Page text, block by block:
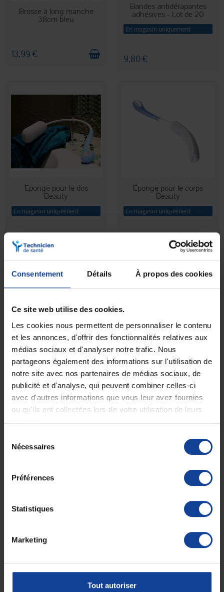
Consentement Détails À propos des cookies
Ce site web utilise des cookies.
Les cookies nous permettent de personnaliser le contenu
et les annonces, d'offrir des fonctionnalités relatives aux
médias sociaux et d'analyser notre trafic. Nous
partageons également des informations sur l'utilisation de
notre site avec nos partenaires de médias sociaux, de
publicité et d'analyse, qui peuvent combiner celles-ci
avec d'autres informations que vous leur avez fournies
ou qu'ils ont collectées lors de votre utilisation de leurs
services.
Nécessaires
Préférences
Statistiques
Marketing
Tout autoriser
EN STOCK
Brosse à long manche
38cm bleu
13,99 €
Bandes antidérapantes
adhésives - Lot de 20
En magasin uniquement
9,80 €
Eponge pour le dos
Beauty
En magasin uniquement
45,40 €
Eponge pour le corps
Beauty
En magasin uniquement
Peigne à manche long
Beauty
En magasin uniquement
28,80 €
Barre de relèvement Grip
135°
En magasin uniquement
71,50 €
En magasin uniquement
Tapis de douche
En magasin uniquement